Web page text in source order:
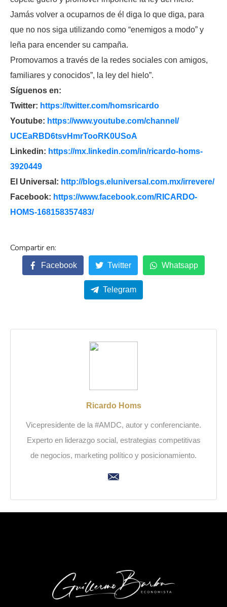
Jamás volver a ocuparnos de él diga lo que diga, para
que no nos siga utilizando como “enemigos a modo” y
leña para encender su campaña.
Promovamos a través de la redes sociales con amigos,
familiares y conocidos”, la ley del hielo”.
Síguenos en:
Twitter: https://twitter.com/homsricardo
Youtube: https://www.youtube.com/channel/
UCEaRBD6tsvHmrTooRK0USoA
Linkedin: https://mx.linkedin.com/in/ricardo-homs-
3920449
El Universal: http://blogs.eluniversal.com.mx/irrevere/
Facebook: https://www.facebook.com/RICARDO-
HOMS-168158357483/
Facebook Twitter Whatsapp
Telegram
Ricardo Homs
Vicepresidente de la #AMDC, autor y conferenciante.
Experto en liderazgo social, estrategias competitivas
de negocios, marketing político y posicionamiento.